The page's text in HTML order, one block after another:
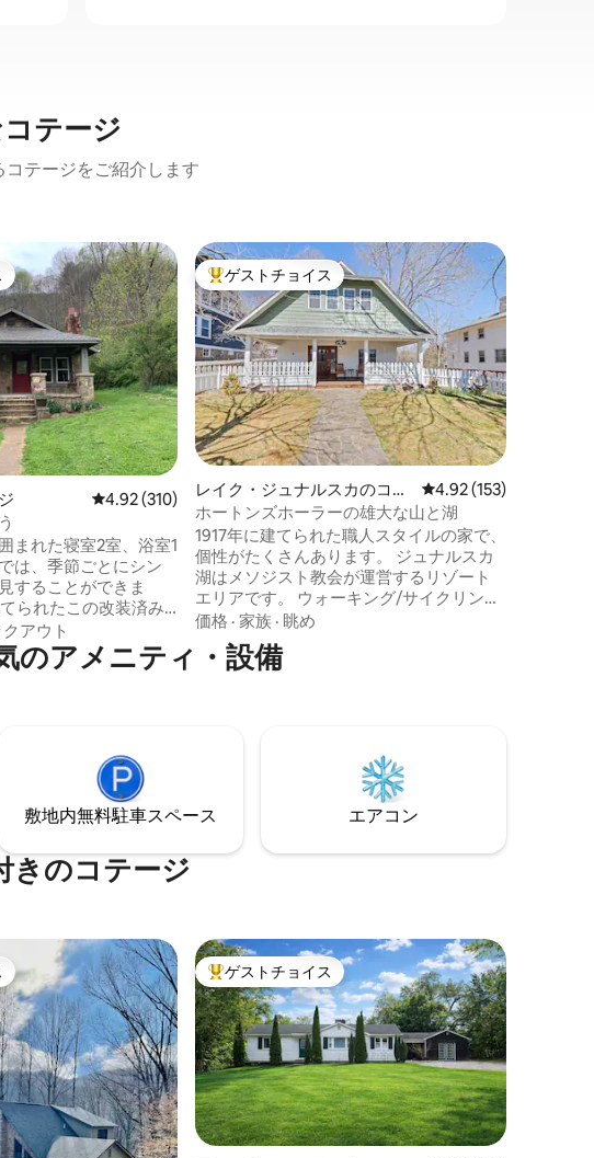
テージ
テージをご紹介します
の平均評価
イスです。
レビュー310件、5つ星中4.92つ星の平均評価
4.92 (310)
まれた寝室2室、浴室1
は、季節ごとにシン
することができま
られたこの改装済み
ーツの魅力をすべて
滞在のためのアメニ
揃えています。Wi-Fi
ットを同伴するか、
入れておくようお願
トを家の中に放して
ないでください。
アウト
大好評のゲストチョイスです。
ゲストチョイス
レイク・ジュナルスカのコテ
ージ
レビュー153件、5つ
4.92 (153)
ホートンズホーラーの雄大な山と湖
1917年に建てられた職人スタイルの家で、
個性がたくさんあります。 ジュナルスカ
湖はメソジスト教会が運営するリゾート
エリアです。 ウォーキング/サイクリング
コースがたくさんあります。 コーヒーシ
ョップ/アイスクリームショップに近いで
す。 グレートスモーキー山脈への複数の
す！
価格 · 家族 · 眺め
のアメニティ・設備
敷地内無料駐⁠車ス⁠ペ⁠ー⁠ス エアコン
きのコテージ
イスです。 大好評のゲストチョイスです。
ゲストチョイス